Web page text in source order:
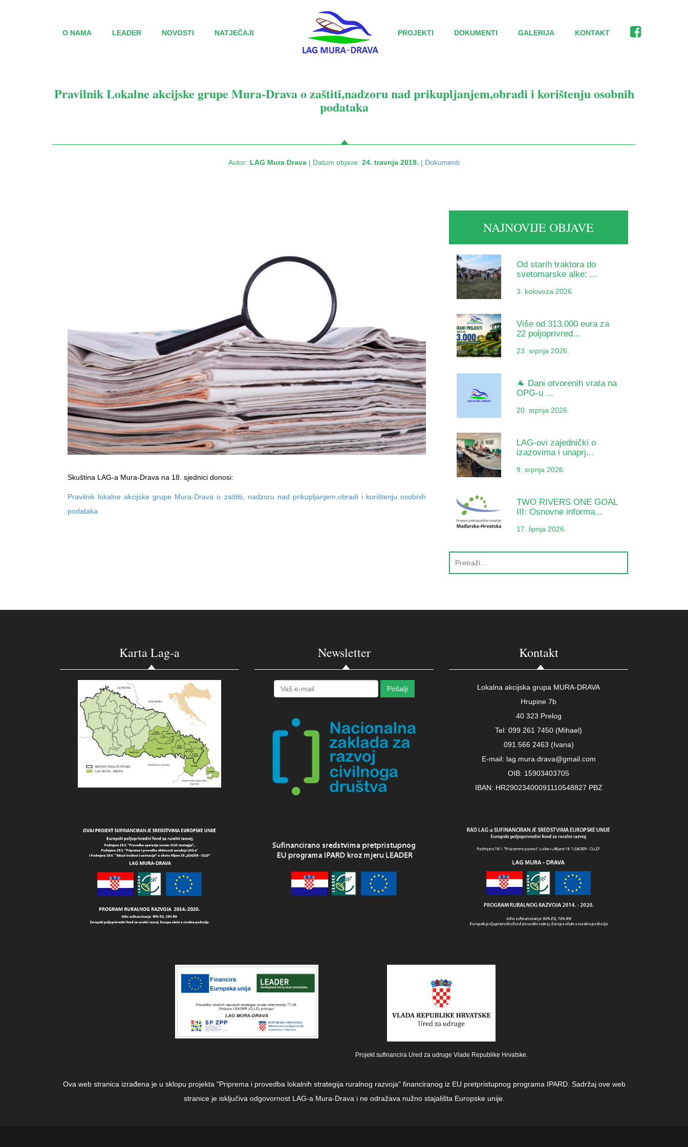
O NAMA LEADER NOVOSTI NATJEČAJI PROJEKTI DOKUMENTI GALERIJA KONTAKT
Pravilnik Lokalne akcijske grupe Mura-Drava o zaštiti,nadzoru nad prikupljanjem,obradi i korištenju osobnih
podataka
Autor: LAG Mura Drava | Datum objave: 24. travnja 2019. | Dokumenti
Skuština LAG-a Mura-Drava na 18. sjednici donosi:
Pravilnik lokalne akcijske grupe Mura-Drava o zaštiti, nadzoru nad prikupljanjem,obradi i korištenju osobnih
podataka
NAJNOVIJE OBJAVE
Od starih traktora do
svetomarske alke: ...
3. kolovoza 2026.
Više od 313.000 eura za
22 poljoprivred...
23. srpnja 2026.
🐐 Dani otvorenih vrata na
OPG-u ...
20. srpnja 2026.
LAG-ovi zajednički o
izazovima i unaprj...
9. srpnja 2026.
TWO RIVERS ONE GOAL
III: Osnovne informa...
17. lipnja 2026.
Karta Lag-a Newsletter Kontakt
Lokalna akcijska grupa MURA-DRAVA
Hrupine 7b
40 323 Prelog
Tel: 099 261 7450 (Mihael)
091 566 2463 (Ivana)
E-mail: lag.mura.drava@gmail.com
OIB: 15903403705
IBAN: HR29023400091110548827 PBZ
Projekt sufinancira Ured za udruge Vlade Republike Hrvatske.
Ova web stranica izrađena je u sklopu projekta "Priprema i provedba lokalnih strategija ruralnog razvoja" financiranog iz EU pretpristupnog programa IPARD. Sadržaj ove web
stranice je isključiva odgovornost LAG-a Mura-Drava i ne odražava nužno stajališta Europske unije.